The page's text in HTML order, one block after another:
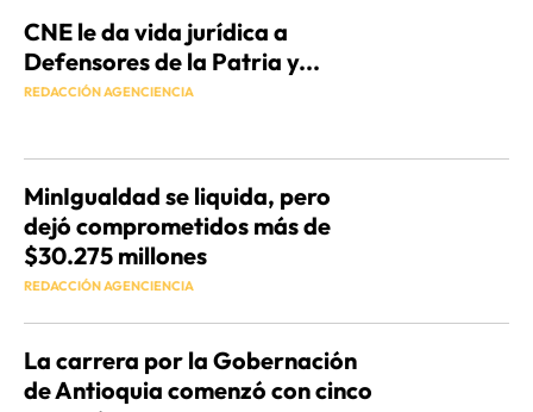
CNE le da vida jurídica a
Defensores de la Patria y...
REDACCIÓN AGENCIENCIA
MinIgualdad se liquida, pero
dejó comprometidos más de
$30.275 millones
REDACCIÓN AGENCIENCIA
La carrera por la Gobernación
de Antioquia comenzó con cinco